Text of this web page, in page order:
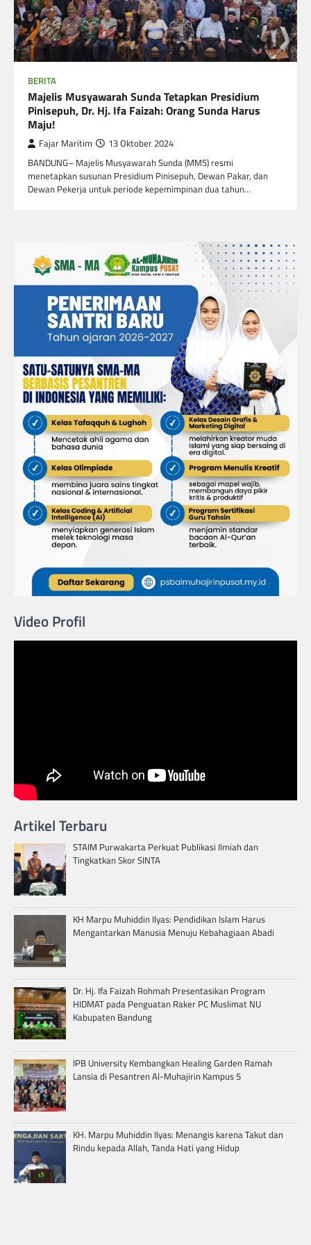
BERITA
Majelis Musyawarah Sunda Tetapkan Presidium
Pinisepuh, Dr. Hj. Ifa Faizah: Orang Sunda Harus
Maju!
Fajar Maritim 13 Oktober 2024
BANDUNG– Majelis Musyawarah Sunda (MMS) resmi
menetapkan susunan Presidium Pinisepuh, Dewan Pakar, dan
Dewan Pekerja untuk periode kepemimpinan dua tahun…
Video Profil
Artikel Terbaru
STAIM Purwakarta Perkuat Publikasi Ilmiah dan
Tingkatkan Skor SINTA
KH Marpu Muhiddin Ilyas: Pendidikan Islam Harus
Mengantarkan Manusia Menuju Kebahagiaan Abadi
Dr. Hj. Ifa Faizah Rohmah Presentasikan Program
HIDMAT pada Penguatan Raker PC Muslimat NU
Kabupaten Bandung
IPB University Kembangkan Healing Garden Ramah
Lansia di Pesantren Al-Muhajirin Kampus 5
KH. Marpu Muhiddin Ilyas: Menangis karena Takut dan
Rindu kepada Allah, Tanda Hati yang Hidup